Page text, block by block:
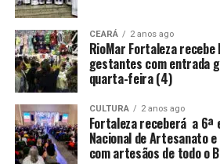
CEARÁ 2 anos ago
RioMar Fortaleza
gestantes com entrada
quarta-feira (4)
CULTURA 2 anos ago
Fortaleza receberá a 6ª
Nacional de Artesanato
com artesãos de todo o